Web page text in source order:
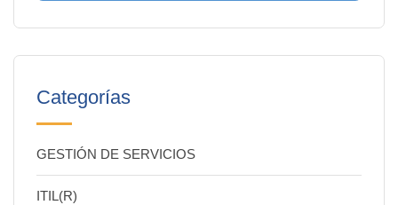
Categorías
GESTIÓN DE SERVICIOS
ITIL(R)